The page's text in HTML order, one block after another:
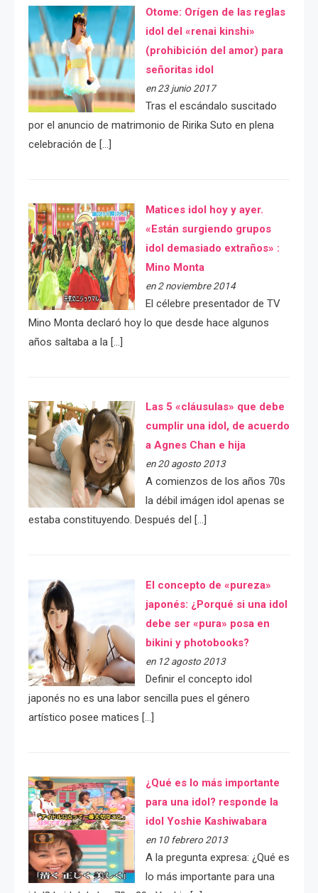
Otome: Orígen de las reglas
idol del «renai kinshi»
(prohibición del amor) para
señoritas idol
en 23 junio 2017
Tras el escándalo suscitado
por el anuncio de matrimonio de Ririka Suto en plena
celebración de […]
Matices idol hoy y ayer.
«Están surgiendo grupos
idol demasiado extraños» :
Mino Monta
en 2 noviembre 2014
El célebre presentador de TV
Mino Monta declaró hoy lo que desde hace algunos
años saltaba a la […]
Las 5 «cláusulas» que debe
cumplir una idol, de acuerdo
a Agnes Chan e hija
en 20 agosto 2013
A comienzos de los años 70s
la débil imágen idol apenas se
estaba constituyendo. Después del […]
El concepto de «pureza»
japonés: ¿Porqué si una idol
debe ser «pura» posa en
bikini y photobooks?
en 12 agosto 2013
Definir el concepto idol
japonés no es una labor sencilla pues el género
artístico posee matices […]
¿Qué es lo más importante
para una idol? responde la
idol Yoshie Kashiwabara
en 10 febrero 2013
A la pregunta expresa: ¿Qué es
lo más importante para una